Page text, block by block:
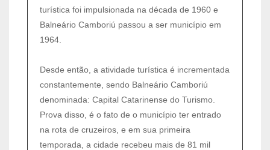
turística foi impulsionada na década de 1960 e
Balneário Camboriú passou a ser município em
1964.
Desde então, a atividade turística é incrementada
constantemente, sendo Balneário Camboriú
denominada: Capital Catarinense do Turismo.
Prova disso, é o fato de o município ter entrado
na rota de cruzeiros, e em sua primeira
temporada, a cidade recebeu mais de 81 mil